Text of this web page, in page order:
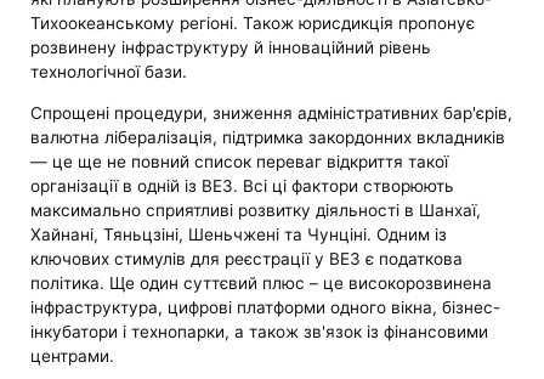
Тихоокеанському регіоні. Також юрисдикція пропонує
розвинену інфраструктуру й інноваційний рівень
технологічної бази.
Спрощені процедури, зниження адміністративних бар'єрів,
валютна лібералізація, підтримка закордонних вкладників
— це ще не повний список переваг відкриття такої
організації в одній із ВЕЗ. Всі ці фактори створюють
максимально сприятливі розвитку діяльності в Шанхаї,
Хайнані, Тяньцзіні, Шеньчжені та Чунціні. Одним із
ключових стимулів для реєстрації у ВЕЗ є податкова
політика. Ще один суттєвий плюс – це високорозвинена
інфраструктура, цифрові платформи одного вікна, бізнес-
інкубатори і технопарки, а також зв'язок із фінансовими
центрами.